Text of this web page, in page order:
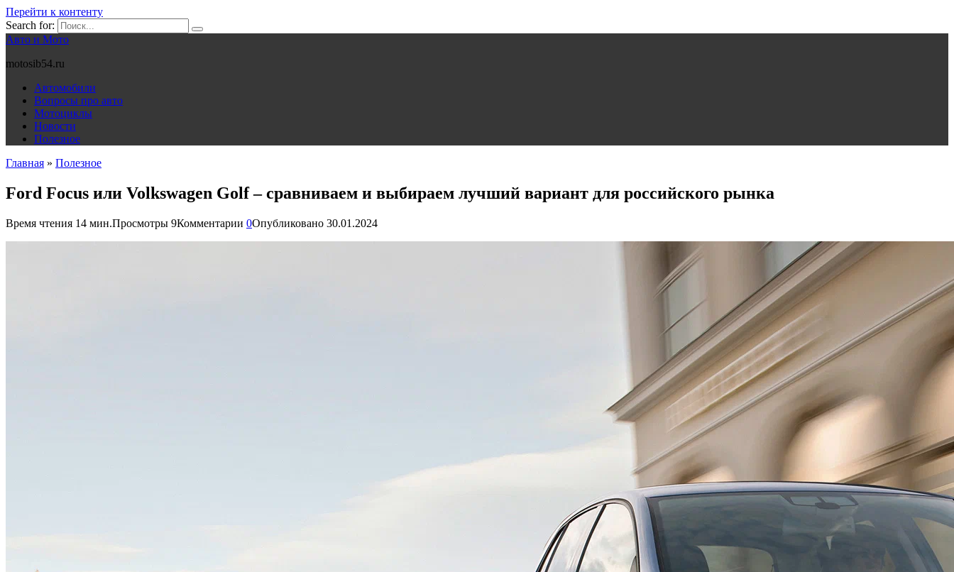
Перейти к контенту
Search for:
Авто и Мото
motosib54.ru
Автомобили
Вопросы про авто
Мотоциклы
Новости
Полезное
Главная » Полезное
Ford Focus или Volkswagen Golf – сравниваем и выбираем лучший вариант для российского рынка
Время чтения 14 мин.Просмотры 9Комментарии 0Опубликовано 30.01.2024